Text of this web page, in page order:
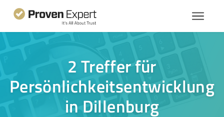
2 Treffer für
Persönlichkeitsentwicklung
in Dillenburg